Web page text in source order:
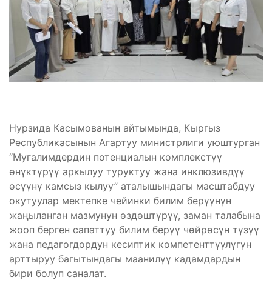
Нурзида Касымованын айтымында, Кыргыз
Республикасынын Агартуу министрлиги уюштурган
“Мугалимдердин потенциалын комплекстүү
өнүктүрүү аркылуу туруктуу жана инклюзивдүү
өсүүнү камсыз кылуу” аталышындагы масштабдуу
окутуулар мектепке чейинки билим берүүнүн
жаңыланган мазмунун өздөштүрүү, заман талабына
жооп берген сапаттуу билим берүү чөйрөсүн түзүү
жана педагогдордун кесиптик компетенттүүлүгүн
арттыруу багытындагы маанилүү кадамдардын
бири болуп саналат.